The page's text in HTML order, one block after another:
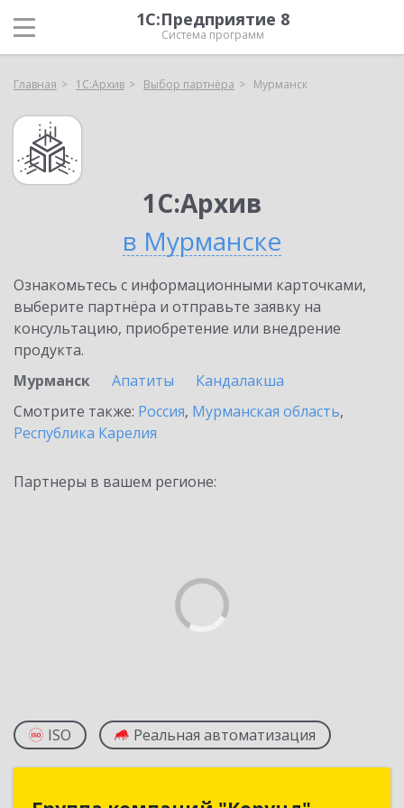
1С:Предприятие 8
Система программ
Главная 1С:Архив Выбор партнёра Мурманск
1С:Архив
в Мурманске
Ознакомьтесь с информационными карточками,
выберите партнёра и отправьте заявку на
консультацию, приобретение или внедрение
продукта.
Мурманск
Апатиты
Кандалакша
Смотрите также: Россия, Мурманская область,
Республика Карелия
Партнеры в вашем регионе:
ISO Реальная автоматизация
Группа компаний "Корунд"